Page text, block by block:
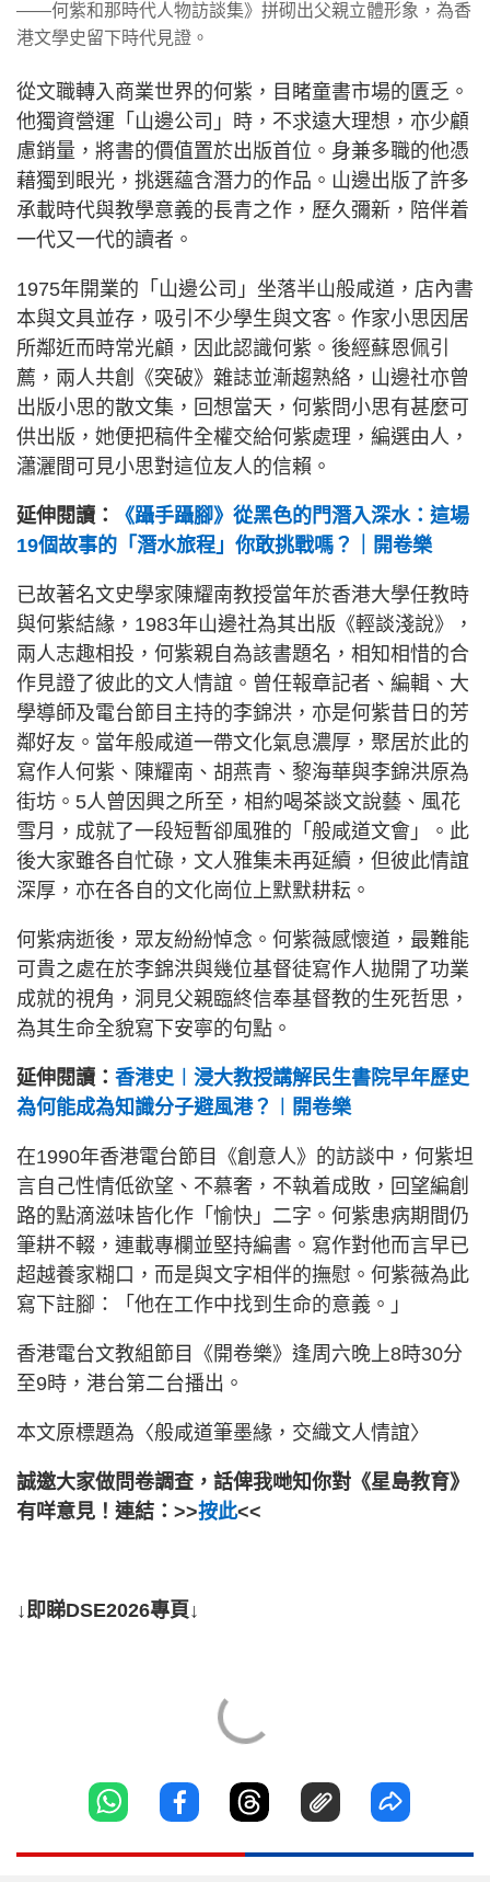
——何紫和那時代人物訪談集》拼砌出父親立體形象，為香
港文學史留下時代見證。
從文職轉入商業世界的何紫，目睹童書市場的匱乏。
他獨資營運「山邊公司」時，不求遠大理想，亦少顧
慮銷量，將書的價值置於出版首位。身兼多職的他憑
藉獨到眼光，挑選蘊含潛力的作品。山邊出版了許多
承載時代與教學意義的長青之作，歷久彌新，陪伴着
一代又一代的讀者。
1975年開業的「山邊公司」坐落半山般咸道，店內書
本與文具並存，吸引不少學生與文客。作家小思因居
所鄰近而時常光顧，因此認識何紫。後經蘇恩佩引
薦，兩人共創《突破》雜誌並漸趨熟絡，山邊社亦曾
出版小思的散文集，回想當天，何紫問小思有甚麼可
供出版，她便把稿件全權交給何紫處理，編選由人，
瀟灑間可見小思對這位友人的信賴。
延伸閱讀：
《躡手躡腳》從黑色的門潛入深水：這場
19個故事的「潛水旅程」你敢挑戰嗎？｜開卷樂
已故著名文史學家陳耀南教授當年於香港大學任教時
與何紫結緣，1983年山邊社為其出版《輕談淺說》，
兩人志趣相投，何紫親自為該書題名，相知相惜的合
作見證了彼此的文人情誼。曾任報章記者、編輯、大
學導師及電台節目主持的李錦洪，亦是何紫昔日的芳
鄰好友。當年般咸道一帶文化氣息濃厚，聚居於此的
寫作人何紫、陳耀南、胡燕青、黎海華與李錦洪原為
街坊。5人曾因興之所至，相約喝茶談文說藝、風花
雪月，成就了一段短暫卻風雅的「般咸道文會」。此
後大家雖各自忙碌，文人雅集未再延續，但彼此情誼
深厚，亦在各自的文化崗位上默默耕耘。
何紫病逝後，眾友紛紛悼念。何紫薇感懷道，最難能
可貴之處在於李錦洪與幾位基督徒寫作人拋開了功業
成就的視角，洞見父親臨終信奉基督教的生死哲思，
為其生命全貌寫下安寧的句點。
延伸閱讀： 香港史︱浸大教授講解民生書院早年歷史
為何能成為知識分子避風港？︱開卷樂
在1990年香港電台節目《創意人》的訪談中，何紫坦
言自己性情低欲望、不慕奢，不執着成敗，回望編創
路的點滴滋味皆化作「愉快」二字。何紫患病期間仍
筆耕不輟，連載專欄並堅持編書。寫作對他而言早已
超越養家糊口，而是與文字相伴的撫慰。何紫薇為此
寫下註腳：「他在工作中找到生命的意義。」
香港電台文教組節目《開卷樂》逢周六晚上8時30分
至9時，港台第二台播出。
本文原標題為〈般咸道筆墨緣，交織文人情誼〉
誠邀大家做問卷調查，話俾我哋知你對《星島教育》
有咩意見！連結：>>按此<<
↓即睇DSE2026專頁↓